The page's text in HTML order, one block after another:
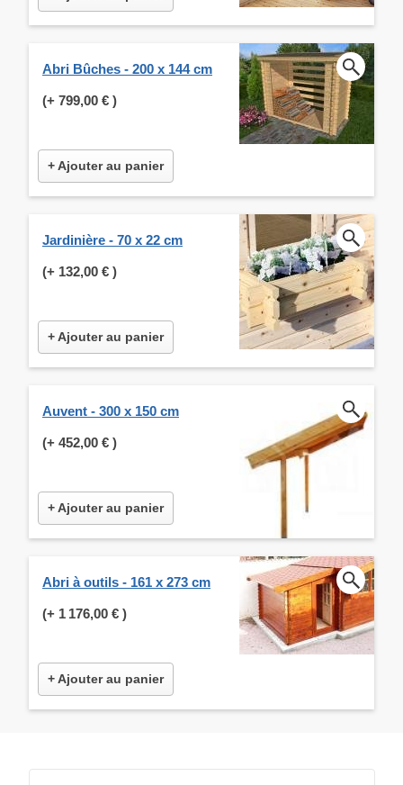
Abri Bûches - 200 x 144 cm
(+ 799,00 € )
+ Ajouter au panier
Jardinière - 70 x 22 cm
(+ 132,00 € )
+ Ajouter au panier
Auvent - 300 x 150 cm
(+ 452,00 € )
+ Ajouter au panier
Abri à outils - 161 x 273 cm
(+ 1 176,00 € )
+ Ajouter au panier